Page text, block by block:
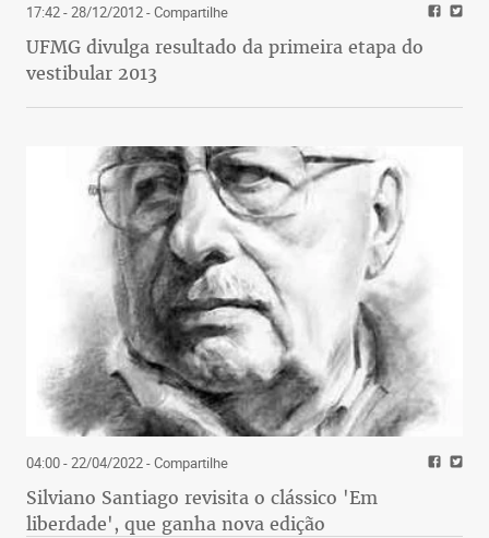
17:42 - 28/12/2012- Compartilhe
UFMG divulga resultado da primeira etapa do
vestibular 2013
04:00 - 22/04/2022- Compartilhe
Silviano Santiago revisita o clássico 'Em
liberdade', que ganha nova edição